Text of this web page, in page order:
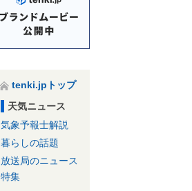
tenki.jpトップ
天気ニュース
気象予報士解説
暮らしの話題
放送局のニュース
特集